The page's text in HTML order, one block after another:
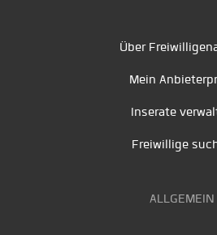
Über
Mein
Inserate
Freiwillige
ALLGEMEIN